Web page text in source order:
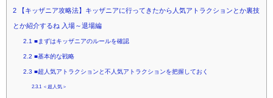
2 【キッザニア攻略法】キッザニアに行ってきたから人気アトラクションとか裏技
とか紹介するね 入場～退場編
2.1 ■まずはキッザニアのルールを確認
2.2 ■基本的な戦略
2.3 ■超人気アトラクションと不人気アトラクションを把握しておく
2.3.1 ＜超人気＞